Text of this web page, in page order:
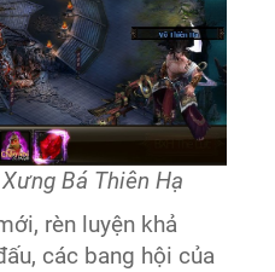
Bá Thiên Hạ
rèn luyện khả
các bang hội của